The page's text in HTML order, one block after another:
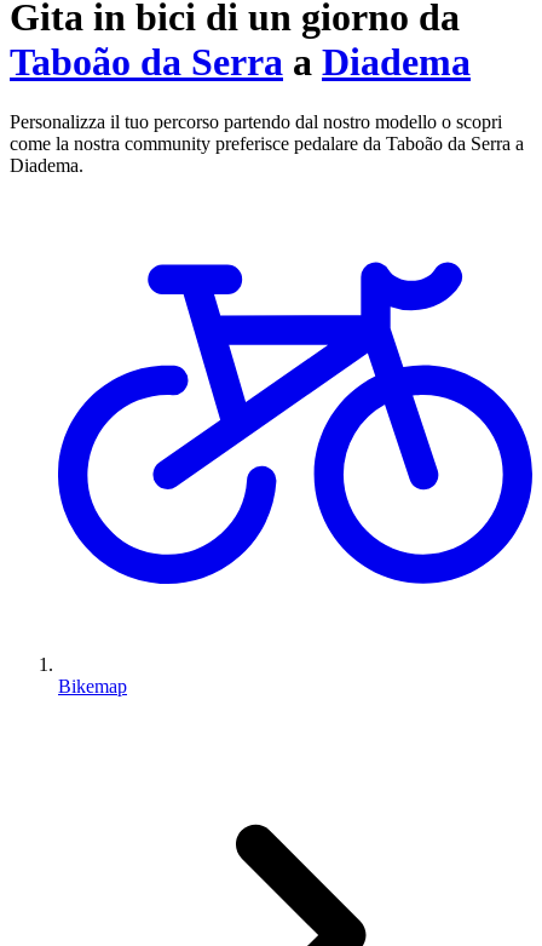
Gita in bici di un giorno da
Taboão da Serra a Diadema
Personalizza il tuo percorso partendo dal nostro modello o scopri
come la nostra community preferisce pedalare da Taboão da Serra a
Diadema.
Bikemap